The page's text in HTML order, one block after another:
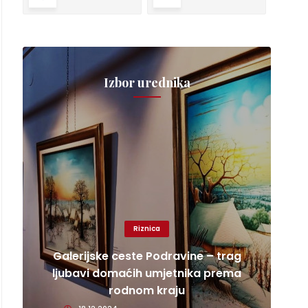
Izbor urednika
Riznica
Galerijske ceste Podravine – trag
ljubavi domaćih umjetnika prema
rodnom kraju